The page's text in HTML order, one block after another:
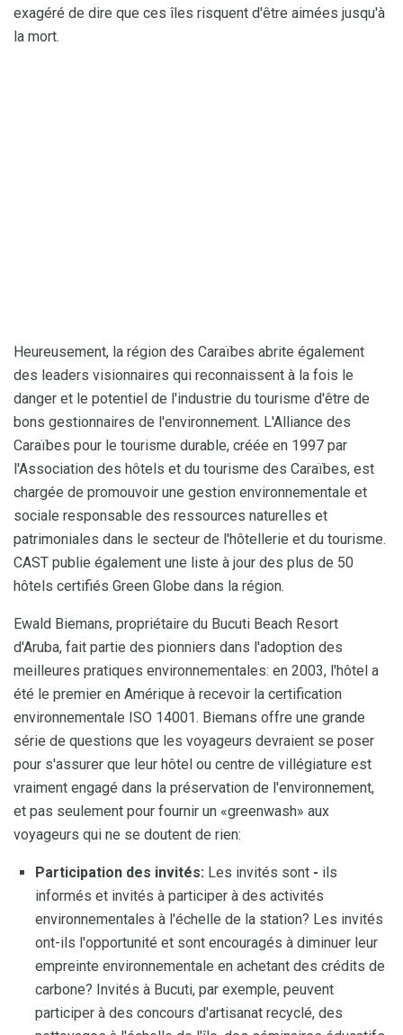
exagéré de dire que ces îles risquent d'être aimées jusqu'à
la mort.
Heureusement, la région des Caraïbes abrite également
des leaders visionnaires qui reconnaissent à la fois le
danger et le potentiel de l'industrie du tourisme d'être de
bons gestionnaires de l'environnement. L'Alliance des
Caraïbes pour le tourisme durable, créée en 1997 par
l'Association des hôtels et du tourisme des Caraïbes, est
chargée de promouvoir une gestion environnementale et
sociale responsable des ressources naturelles et
patrimoniales dans le secteur de l'hôtellerie et du tourisme.
CAST publie également une liste à jour des plus de 50
hôtels certifiés Green Globe dans la région.
Ewald Biemans, propriétaire du Bucuti Beach Resort
d'Aruba, fait partie des pionniers dans l'adoption des
meilleures pratiques environnementales: en 2003, l'hôtel a
été le premier en Amérique à recevoir la certification
environnementale ISO 14001. Biemans offre une grande
série de questions que les voyageurs devraient se poser
pour s'assurer que leur hôtel ou centre de villégiature est
vraiment engagé dans la préservation de l'environnement,
et pas seulement pour fournir un «greenwash» aux
voyageurs qui ne se doutent de rien:
Participation des invités: Les invités sont - ils
informés et invités à participer à des activités
environnementales à l'échelle de la station? Les invités
ont-ils l'opportunité et sont encouragés à diminuer leur
empreinte environnementale en achetant des crédits de
carbone? Invités à Bucuti, par exemple, peuvent
participer à des concours d'artisanat recyclé, des